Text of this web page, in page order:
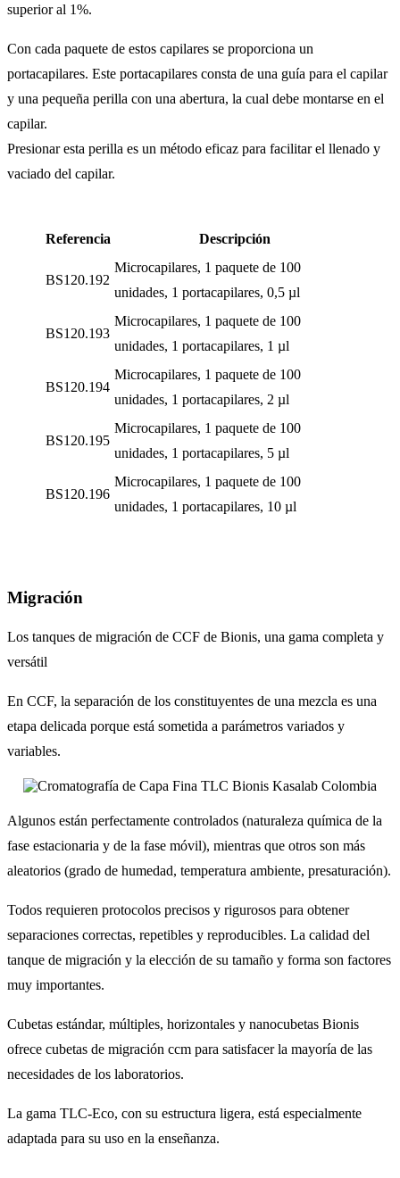
superior al 1%.
Con cada paquete de estos capilares se proporciona un
portacapilares. Este portacapilares consta de una guía para el capilar
y una pequeña perilla con una abertura, la cual debe montarse en el
capilar.
Presionar esta perilla es un método eficaz para facilitar el llenado y
vaciado del capilar.
Referencia Descripción
BS120.192
Microcapilares, 1 paquete de 100
unidades, 1 portacapilares, 0,5 µl
BS120.193
Microcapilares, 1 paquete de 100
unidades, 1 portacapilares, 1 µl
BS120.194
Microcapilares, 1 paquete de 100
unidades, 1 portacapilares, 2 µl
BS120.195
Microcapilares, 1 paquete de 100
unidades, 1 portacapilares, 5 µl
BS120.196
Microcapilares, 1 paquete de 100
unidades, 1 portacapilares, 10 µl
Migración
Los tanques de migración de CCF de Bionis, una gama completa y
versátil
En CCF, la separación de los constituyentes de una mezcla es una
etapa delicada porque está sometida a parámetros variados y
variables.
Algunos están perfectamente controlados (naturaleza química de la
fase estacionaria y de la fase móvil), mientras que otros son más
aleatorios (grado de humedad, temperatura ambiente, presaturación).
Todos requieren protocolos precisos y rigurosos para obtener
separaciones correctas, repetibles y reproducibles. La calidad del
tanque de migración y la elección de su tamaño y forma son factores
muy importantes.
Cubetas estándar, múltiples, horizontales y nanocubetas Bionis
ofrece cubetas de migración ccm para satisfacer la mayoría de las
necesidades de los laboratorios.
La gama TLC-Eco, con su estructura ligera, está especialmente
adaptada para su uso en la enseñanza.